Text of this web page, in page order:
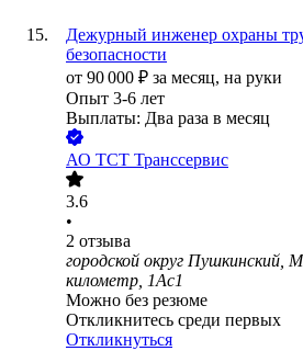
Дежурный инженер охраны
безопасности
от 90 000 ₽ за месяц, на руки
Опыт 3-6 лет
Выплаты: Два раза в месяц
АО ТСТ Транссервис
3.6
•
2 отзыва
городской округ Пушкинский,
километр, 1Ас1
Можно без резюме
Откликнитесь среди первых
Откликнуться